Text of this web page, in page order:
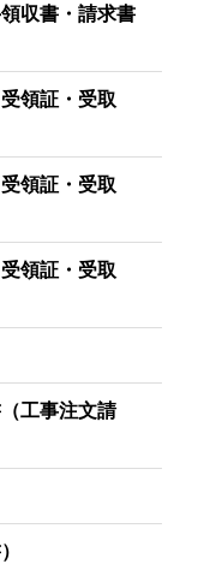
収書・請求書
領証・受取
領証・受取
領証・受取
工事注文請